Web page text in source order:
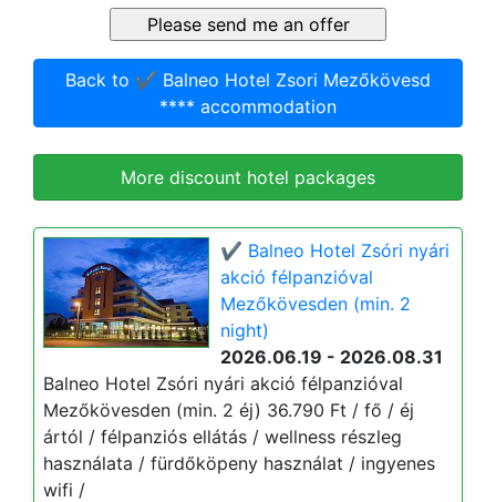
Back to ✔️ Balneo Hotel Zsori Mezőkövesd
**** accommodation
More discount hotel packages
✔️ Balneo Hotel Zsóri nyári
akció félpanzióval
Mezőkövesden (min. 2
night)
2026.06.19 - 2026.08.31
Balneo Hotel Zsóri nyári akció félpanzióval
Mezőkövesden (min. 2 éj) 36.790 Ft / fő / éj
ártól / félpanziós ellátás / wellness részleg
használata / fürdőköpeny használat / ingyenes
wifi /